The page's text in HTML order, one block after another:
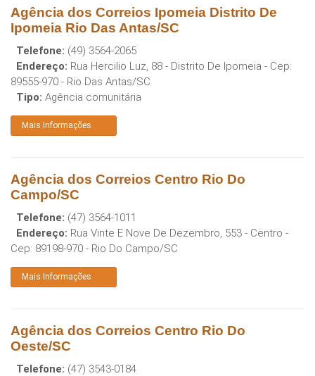
Agência dos Correios Ipomeia Distrito De
Ipomeia Rio Das Antas/SC
Telefone: (49) 3564-2065
Endereço: Rua Hercilio Luz, 88 - Distrito De Ipomeia - Cep:
89555-970 - Rio Das Antas/SC
Tipo: Agência comunitária
Mais Informações
Agência dos Correios Centro Rio Do
Campo/SC
Telefone: (47) 3564-1011
Endereço: Rua Vinte E Nove De Dezembro, 553 - Centro -
Cep: 89198-970 - Rio Do Campo/SC
Mais Informações
Agência dos Correios Centro Rio Do
Oeste/SC
Telefone: (47) 3543-0184